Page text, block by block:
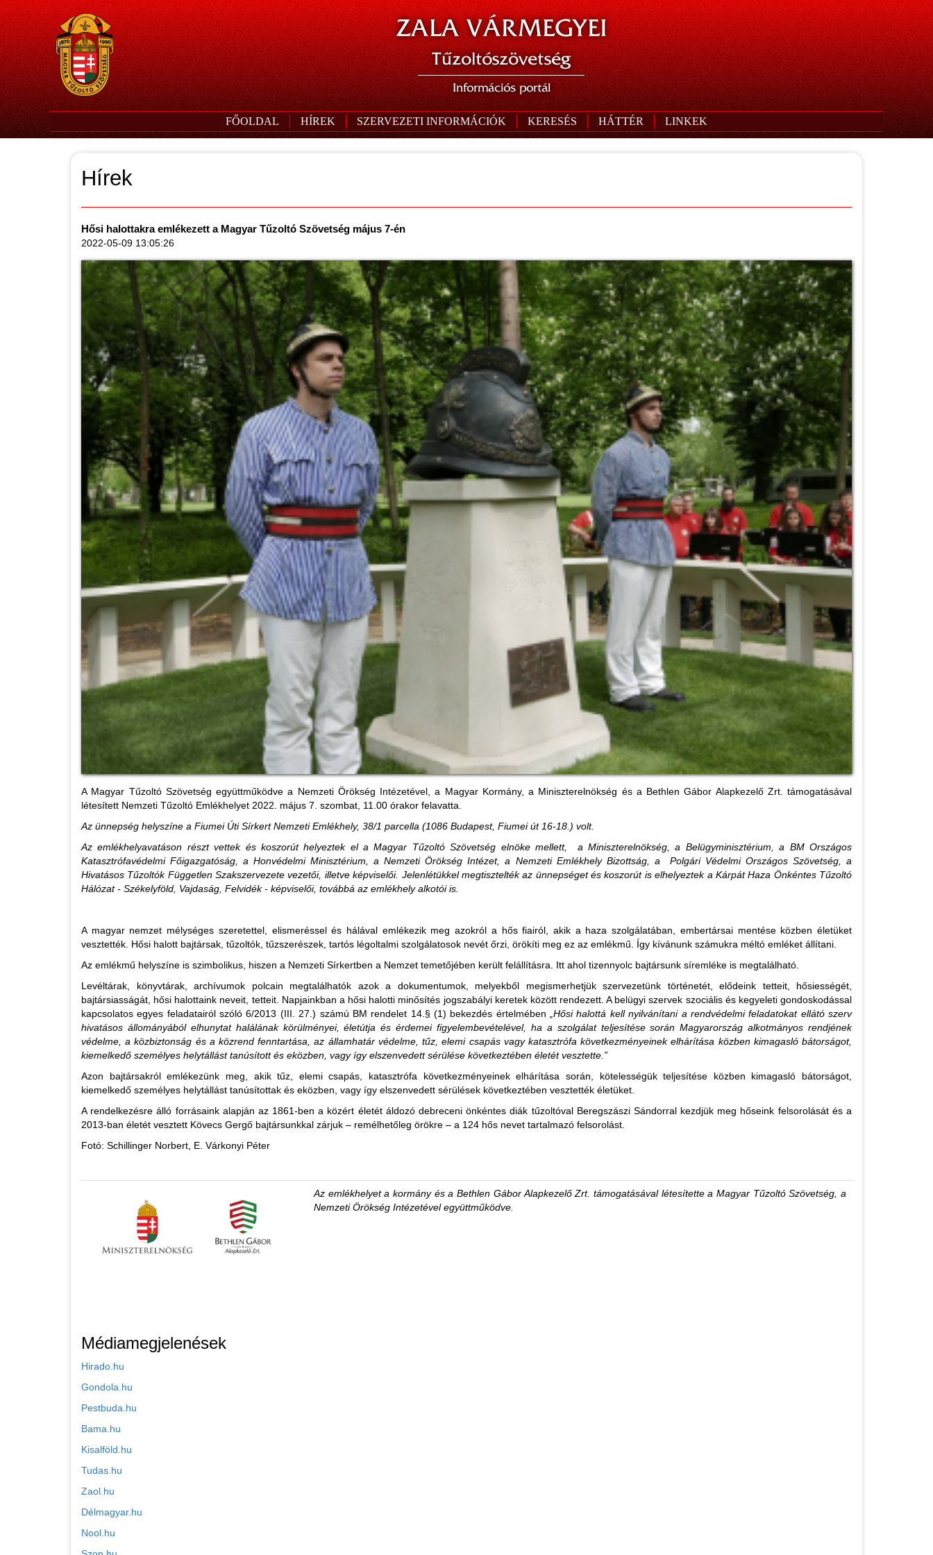
ZALA VÁRMEGYEI
Tűzoltószövetség
Információs portál
FŐOLDAL HÍREK SZERVEZETI INFORMÁCIÓK KERESÉS HÁTTÉR LINKEK
Hírek
Hősi halottakra emlékezett a Magyar Tűzoltó Szövetség május 7-én
2022-05-09 13:05:26
A Magyar Tűzoltó Szövetség együttműködve a Nemzeti Örökség Intézetével, a Magyar Kormány, a Miniszterelnökség és a Bethlen Gábor Alapkezelő Zrt. támogatásával
létesített Nemzeti Tűzoltó Emlékhelyet 2022. május 7. szombat, 11.00 órakor felavatta.
Az ünnepség helyszíne a Fiumei Úti Sírkert Nemzeti Emlékhely, 38/1 parcella (1086 Budapest, Fiumei út 16-18.) volt.
Az emlékhelyavatáson részt vettek és koszorút helyeztek el a Magyar Tűzoltó Szövetség elnöke mellett, a Miniszterelnökség, a Belügyminisztérium, a BM Országos
Katasztrófavédelmi Főigazgatóság, a Honvédelmi Minisztérium, a Nemzeti Örökség Intézet, a Nemzeti Emlékhely Bizottság, a Polgári Védelmi Országos Szövetség, a
Hivatásos Tűzoltók Független Szakszervezete vezetői, illetve képviselői. Jelenlétükkel megtisztelték az ünnepséget és koszorút is elhelyeztek a Kárpát Haza Önkéntes Tűzoltó
Hálózat - Székelyföld, Vajdaság, Felvidék - képviselői, továbbá az emlékhely alkotói is.
A magyar nemzet mélységes szeretettel, elismeréssel és hálával emlékezik meg azokról a hős fiairól, akik a haza szolgálatában, embertársai mentése közben életüket
vesztették. Hősi halott bajtársak, tűzoltók, tűzszerészek, tartós légoltalmi szolgálatosok nevét őrzi, örökíti meg ez az emlékmű. Így kívánunk számukra méltó emléket állítani.
Az emlékmű helyszíne is szimbolikus, hiszen a Nemzeti Sírkertben a Nemzet temetőjében került felállításra. Itt ahol tizennyolc bajtársunk síremléke is megtalálható.
Levéltárak, könyvtárak, archívumok polcain megtalálhatók azok a dokumentumok, melyekből megismerhetjük szervezetünk történetét, elődeink tetteit, hősiességét,
bajtársiasságát, hősi halottaink neveit, tetteit. Napjainkban a hősi halotti minősítés jogszabályi keretek között rendezett. A belügyi szervek szociális és kegyeleti gondoskodással
kapcsolatos egyes feladatairól szóló 6/2013 (III. 27.) számú BM rendelet 14.§ (1) bekezdés értelmében
„Hősi halottá kell nyilvánítani a rendvédelmi feladatokat ellátó szerv
hivatásos állományából elhunytat halálának körülményei, életútja és érdemei figyelembevételével, ha a szolgálat teljesítése során Magyarország alkotmányos rendjének
védelme, a közbiztonság és a közrend fenntartása, az államhatár védelme, tűz, elemi csapás vagy katasztrófa következményeinek elhárítása közben kimagasló bátorságot,
kiemelkedő személyes helytállást tanúsított és eközben, vagy így elszenvedett sérülése következtében életét vesztette.”
Azon bajtársakról emlékezünk meg, akik tűz, elemi csapás, katasztrófa következményeinek elhárítása során, kötelességük teljesítése közben kimagasló bátorságot,
kiemelkedő személyes helytállást tanúsítottak és eközben, vagy így elszenvedett sérülések következtében vesztették életüket.
A rendelkezésre álló forrásaink alapján az 1861-ben a közért életét áldozó debreceni önkéntes diák tűzoltóval Beregszászi Sándorral kezdjük meg hőseink felsorolását és a
2013-ban életét vesztett Kövecs Gergő bajtársunkkal zárjuk – remélhetőleg örökre – a 124 hős nevet tartalmazó felsorolást.
Fotó: Schillinger Norbert, E. Várkonyi Péter
Az emlékhelyet a kormány és a Bethlen Gábor Alapkezelő Zrt. támogatásával létesítette a Magyar Tűzoltó Szövetség, a
Nemzeti Örökség Intézetével együttműködve.
Médiamegjelenések
Hirado.hu
Gondola.hu
Pestbuda.hu
Bama.hu
Kisalföld.hu
Tudas.hu
Zaol.hu
Délmagyar.hu
Nool.hu